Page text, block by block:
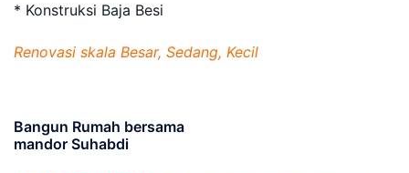
* Konstruksi Baja Besi
Renovasi skala Besar, Sedang, Kecil
Bangun Rumah bersama
mandor Suhabdi